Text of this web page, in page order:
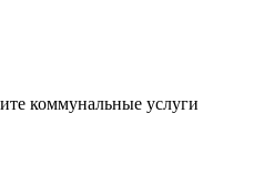
коммунальные услуги